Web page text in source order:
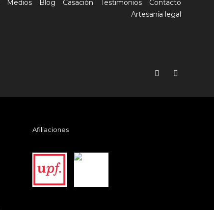
Contacto
Testimonios
Casación
Blog
Medios
Artesanía legal
Afiliaciones